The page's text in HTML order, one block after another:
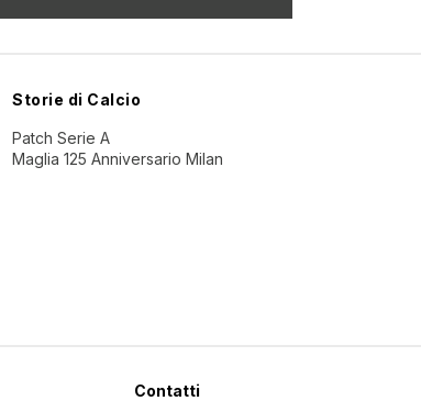
Storie di Calcio
Patch Serie A
Maglia 125 Anniversario Milan
Contatti